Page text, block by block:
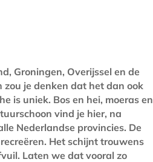
Groningen, Overijssel en de
zou je denken dat het dan ook
is uniek. Bos en hei, moeras en
vind je hier, na
Nederlandse provincies. De
Het schijnt trouwens
Laten we dat vooral zo